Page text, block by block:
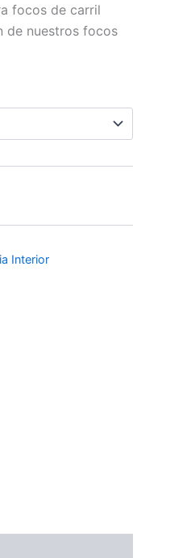
focos de carril
de nuestros focos
Interior